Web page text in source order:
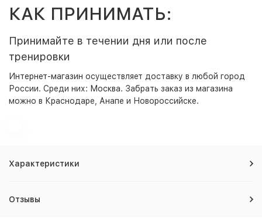
КАК ПРИНИМАТЬ:
Принимайте в течении дня или после
тренировки
Интернет-магазин осуществляет доставку в любой город
России. Среди них: Москва. Забрать заказ из магазина
можно в Краснодаре, Анапе и Новороссийске.
Характеристики
Отзывы